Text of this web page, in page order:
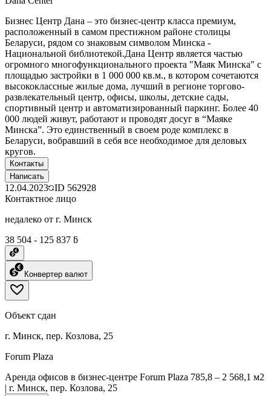
Бизнес Центр Дана – это бизнес-центр класса премиум,
расположенный в самом престижном районе столицы
Беларуси, рядом со знаковым символом Минска -
Национальной библиотекой.Дана Центр является частью
огромного многофункционального проекта "Маяк Минска" с
площадью застройки в 1 000 000 кв.м., в котором сочетаются
высококлассные жилые дома, лучший в регионе торгово-
развлекательный центр, офисы, школы, детские сады,
спортивный центр и автоматизированный паркинг. Более 40
000 людей живут, работают и проводят досуг в “Маяке
Минска”. Это единственный в своем роде комплекс в
Беларуси, вобравший в себя все необходимое для деловых
кругов.
Контакты
Написать
12.04.2023 ID 562928
Контактное лицо
недалеко от г. Минск
38 504 - 125 837 ƃ
Конвертер валют
Объект сдан
г. Минск, пер. Козлова, 25
Forum Plaza
Аренда офисов в бизнес-центре Forum Plaza 785,8 – 2 568,1 м2
| г. Минск, пер. Козлова, 25